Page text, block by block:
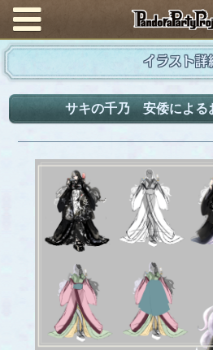
イラスト詳
サキの千乃 安倭による